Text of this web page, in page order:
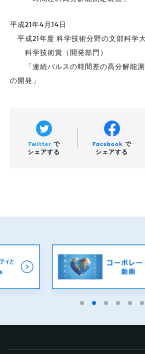
平成21年4月14日
平成21年度 科学技術分野の文部科学
科学技術賞（開発部門）
「連続パルスの時間差の高分解能測
の開発」
Twitter で
シェアする
Facebook で
シェアする